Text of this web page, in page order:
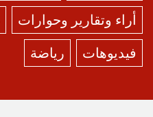
أراء وتقارير وحوارات
فيديوهات
رياضة